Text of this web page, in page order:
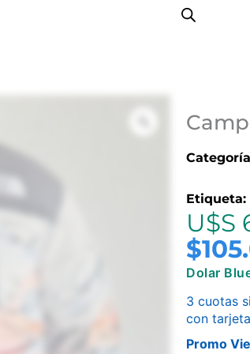
Etiqueta:
U$S
$
Dolar
3 cuotas
con
Promo